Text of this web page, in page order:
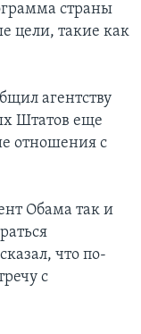
страны
цели, такие как
агентству
Штатов еще
отношения с
Обама так и
что по-
с